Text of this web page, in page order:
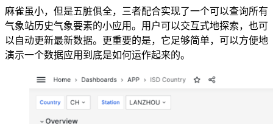
麻雀虽小，但是五脏俱全，三者配合实现了一个可以查询所有
气象站历史气象要素的小应用。用户可以交互式地探索，也可
以自动更新最新数据。更重要的是，它足够简单，可以方便地
演示一个数据应用到底是如何运作起来的。